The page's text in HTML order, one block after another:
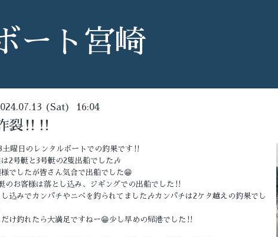
ート宮崎
(Sat) 16:04
裂‼️‼️
土曜日のレンタルボートでの釣果です‼️
2号艇と3号艇の2隻出船でした🎶
様でしたが皆さん気合で出船でした😁
のお客様は落とし込み、ジギングでの出船でした‼️
込みでカンパチやニベを釣られてました🎶カンパチは2ケタ越えの釣果でし
だけ釣れたら大満足ですねー😁少し早めの帰港でした‼️